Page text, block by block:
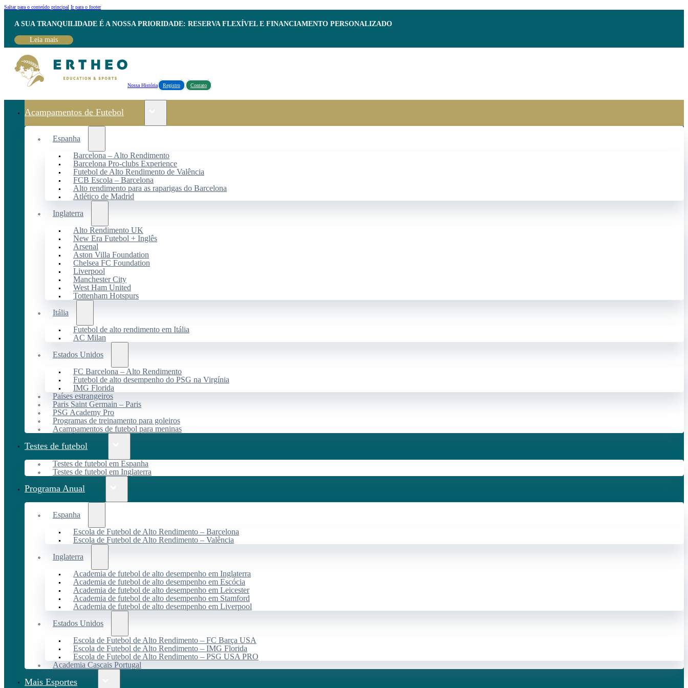
Saltar para o conteúdo principal Ir para o footer
A SUA TRANQUILIDADE É A NOSSA PRIORIDADE: RESERVA FLEXÍVEL E FINANCIAMENTO PERSONALIZADO
Leia mais
Nossa História Registro Contato
Acampamentos de Futebol
Espanha
Barcelona – Alto Rendimento
Barcelona Pro-clubs Experience
Futebol de Alto Rendimento de Valência
FCB Escola – Barcelona
Alto rendimento para as raparigas do Barcelona
Atlético de Madrid
Inglaterra
Alto Rendimento UK
New Era Futebol + Inglês
Arsenal
Aston Villa Foundation
Chelsea FC Foundation
Liverpool
Manchester City
West Ham United
Tottenham Hotspurs
Itália
Futebol de alto rendimento em Itália
AC Milan
Estados Unidos
FC Barcelona – Alto Rendimento
Futebol de alto desempenho do PSG na Virgínia
IMG Florida
Países estrangeiros
Paris Saint Germain – Paris
PSG Academy Pro
Programas de treinamento para goleiros
Acampamentos de futebol para meninas
Testes de futebol
Testes de futebol em Espanha
Testes de futebol em Inglaterra
Programa Anual
Espanha
Escola de Futebol de Alto Rendimento – Barcelona
Escola de Futebol de Alto Rendimento – Valência
Inglaterra
Academia de futebol de alto desempenho em Inglaterra
Academia de futebol de alto desempenho em Escócia
Academia de futebol de alto desempenho em Leicester
Academia de futebol de alto desempenho em Stamford
Academia de futebol de alto desempenho em Liverpool
Estados Unidos
Escola de Futebol de Alto Rendimento – FC Barça USA
Escola de Futebol de Alto Rendimento – IMG Florida
Escola de Futebol de Alto Rendimento – PSG USA PRO
Academia Cascais Portugal
Mais Esportes